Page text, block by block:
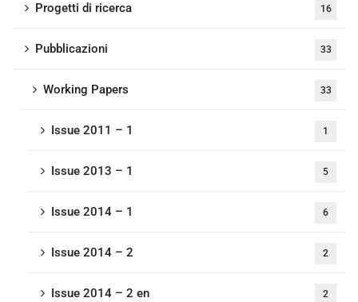
Progetti di ricerca 16
Pubblicazioni 33
Working Papers 33
Issue 2011 – 1 1
Issue 2013 – 1 5
Issue 2014 – 1 6
Issue 2014 – 2 2
Issue 2014 – 2 en 2